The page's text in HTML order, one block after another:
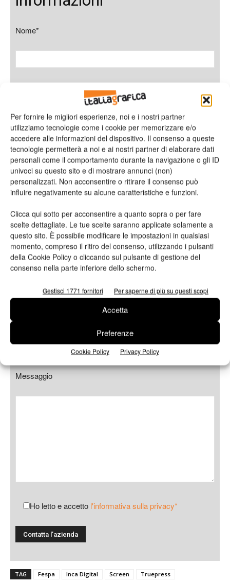
Per fornire le migliori esperienze, noi e i nostri partner
utilizziamo tecnologie come i cookie per memorizzare e/o
accedere alle informazioni del dispositivo. Il consenso a queste
tecnologie permetterà a noi e ai nostri partner di elaborare dati
personali come il comportamento durante la navigazione o gli ID
univoci su questo sito e di mostrare annunci (non)
personalizzati. Non acconsentire o ritirare il consenso può
influire negativamente su alcune caratteristiche e funzioni.
Clicca qui sotto per acconsentire a quanto sopra o per fare
scelte dettagliate. Le tue scelte saranno applicate solamente a
questo sito. È possibile modificare le impostazioni in qualsiasi
momento, compreso il ritiro del consenso, utilizzando i pulsanti
della Cookie Policy o cliccando sul pulsante di gestione del
consenso nella parte inferiore dello schermo.
Gestisci 1771 fornitori Per saperne di più su questi scopi
Accetta
Preferenze
Cookie Policy Privacy Policy
Nome*
Azienda
Telefono
Messaggio
Ho letto e accetto l'informativa sulla privacy*
TAG Fespa Inca Digital Screen Truepress